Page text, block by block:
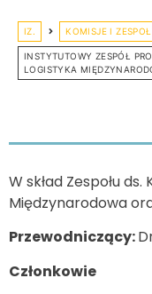
IZ. KOMISJE I
INSTYTUTOWY ZESPÓŁ
LOGISTYKA
W skład Zespołu
Międzynarodowa
Przewodniczący:
Członkowie